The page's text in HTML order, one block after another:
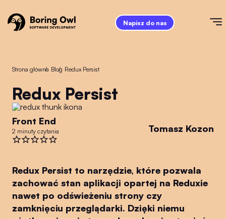
Napisz do nas
Strona główna
/ Blog
/ Redux Persist
Redux Persist
Front End
2 minuty czytania Tomasz Kozon
Redux Persist to narzędzie, które pozwala
zachować stan aplikacji opartej na Reduxie
nawet po odświeżeniu strony czy
zamknięciu przeglądarki. Dzięki niemu